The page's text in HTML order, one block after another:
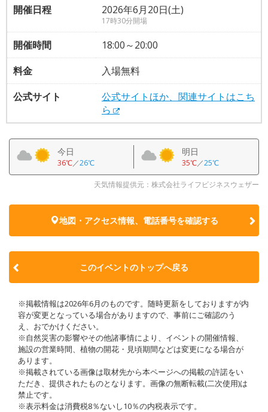
開催日程
2026年6月20日(土)
17時30分開場
開催時間
18:00～20:00
料金
入場無料
公式サイト
公式サイトほか、関連サイトはこち
ら
今日
36℃／26℃
明日
35℃／25℃
天気情報提供元：株式会社ライフビジネスウェザー
地図・アクセス情報、電話番号を確認する
このイベントのトップへ戻る
※掲載情報は2026年6月のものです。随時更新をしておりますが内
容が変更となっている場合がありますので、事前にご確認のう
え、おでかけください。
※自然災害の影響やその他諸事情により、イベントの開催情報、
施設の営業時間、植物の開花・見頃期間などは変更になる場合が
あります。
※掲載されている画像は取材先から本ページへの掲載の許諾をい
ただき、提供されたものとなります。画像の無断転載(二次使用)は
禁止です。
※表示料金は消費税8％ないし10％の内税表示です。